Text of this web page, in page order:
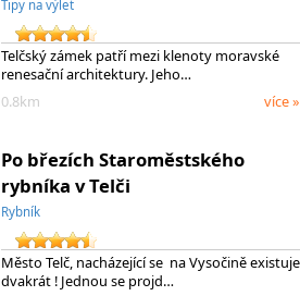
Tipy na výlet
Telčský zámek patří mezi klenoty moravské
renesační architektury. Jeho…
0.8km
více »
Po březích Staroměstského
rybníka v Telči
Rybník
Město Telč, nacházející se na Vysočině existuje
dvakrát ! Jednou se projd…